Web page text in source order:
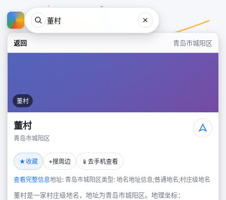
返回 青岛市城阳区
董村
董村
青岛市城阳区
★收藏 ⌖搜周边 📱 去手机查看
查看完整信息地址: 青岛市城阳区类型: 地名地址信息;普通地名;村庄级地名
董村是一家村庄级地名，地址为青岛市城阳区。地理坐标：